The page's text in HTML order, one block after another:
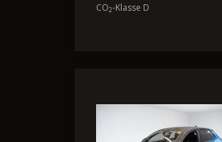
CO2-Klasse D